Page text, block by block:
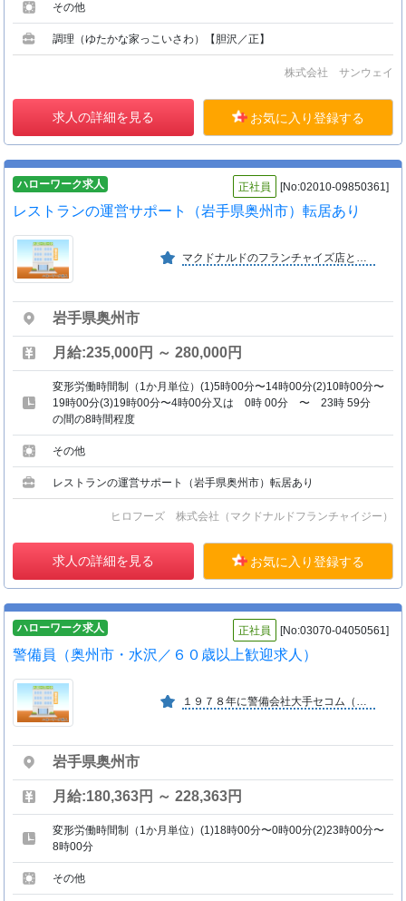
その他
調理（ゆたかな家っこいさわ）【胆沢／正】
株式会社 サンウェイ
求人の詳細を見る お気に入り登録する
ハローワーク求人 正社員 [No:02010-09850361]
レストランの運営サポート（岩手県奥州市）転居あり
マクドナルドのフランチャイズ店として青森県、秋田県、岩手県、宮城県、全３３店舗
岩手県奥州市
月給:235,000円 ～ 280,000円
変形労働時間制（1か月単位）(1)5時00分〜14時00分(2)10時00分〜
19時00分(3)19時00分〜4時00分又は 0時 00分 〜 23時 59分
の間の8時間程度
その他
レストランの運営サポート（岩手県奥州市）転居あり
ヒロフーズ 株式会社（マクドナルドフランチャイジー）
求人の詳細を見る お気に入り登録する
ハローワーク求人 正社員 [No:03070-04050561]
警備員（奥州市・水沢／６０歳以上歓迎求人）
１９７８年に警備会社大手セコム（株）と大手施設管理会社の日本管財と合弁により設立された施設警備専門の企業です。強固な経営基盤を持ち安定成長を続けております。企業ＨＰもご覧ください。
岩手県奥州市
月給:180,363円 ～ 228,363円
変形労働時間制（1か月単位）(1)18時00分〜0時00分(2)23時00分〜
8時00分
その他